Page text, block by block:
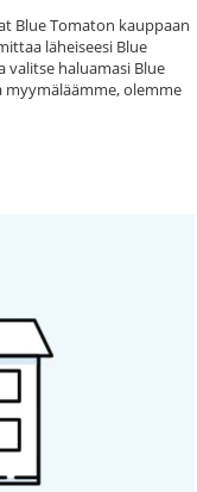
Blue Tomaton kauppaan
läheiseesi Blue
valitse haluamasi Blue
olemme